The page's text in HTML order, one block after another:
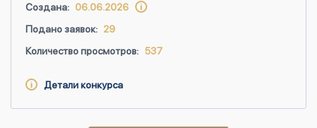
Создана: 06.06.2026
Подано заявок: 29
Количество просмотров: 537
Детали конкурса